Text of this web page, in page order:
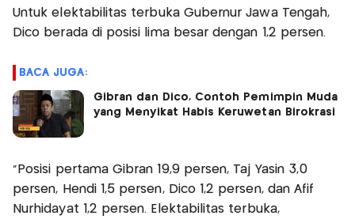
Untuk elektabilitas terbuka Gubernur Jawa Tengah,
Dico berada di posisi lima besar dengan 1,2 persen.
BACA JUGA:
Gibran dan Dico, Contoh Pemimpin Muda
yang Menyikat Habis Keruwetan Birokrasi
“Posisi pertama Gibran 19,9 persen, Taj Yasin 3,0
persen, Hendi 1,5 persen, Dico 1,2 persen, dan Afif
Nurhidayat 1,2 persen. Elektabilitas terbuka,